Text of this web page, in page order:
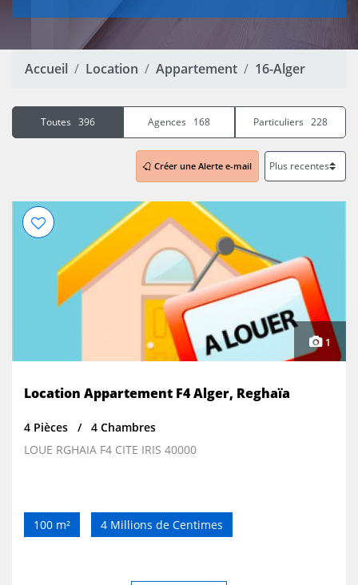
Accueil Location Appartement 16-Alger
Toutes 396 Agences 168 Particuliers 228
Créer une Alerte e-mail
1
Location Appartement F4 Alger, Reghaïa
4 Pièces
4 Chambres
LOUE RGHAIA F4 CITE IRIS 40000
100 m² 4 Millions de Centimes